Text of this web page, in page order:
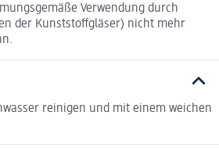
Verwendung durch
der Kunststoffgläser) nicht mehr
reinigen und mit einem weichen